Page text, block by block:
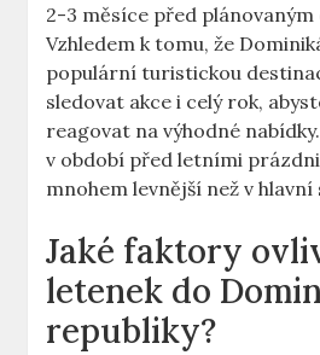
2-3 měsíce před plánovaným
Vzhledem k tomu, že
populární turistickou
sledovat akce i celý rok,
reagovat na výhodné
v období před letními
mnohem levnější než v hlavní
Jaké faktory
letenek do
republiky?